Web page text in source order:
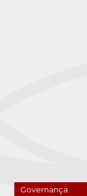
Governança